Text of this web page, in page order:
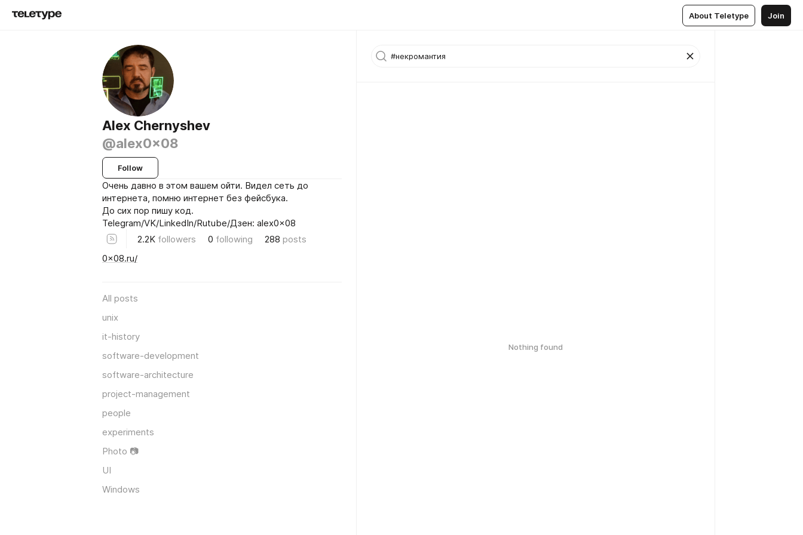
About Teletype Join
Alex Chernyshev
@alex0x08
Follow
Очень давно в этом вашем ойти. Видел сеть до
интернета, помню интернет без фейсбука.
До сих пор пишу код.
Telegram/VK/LinkedIn/Rutube/Дзен: alex0x08
2.2K followers 0 following 288 posts
0x08.ru/
All posts
unix
it-history
software-development
software-architecture
project-management
people
experiments
Photo 📷
UI
Windows
Nothing found